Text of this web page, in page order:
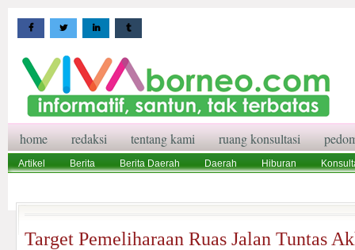
home redaksi tentang kami ruang konsultasi
Artikel Berita Berita Daerah Daerah Hiburan
Target Pemeliharaan Ruas Jalan Tuntas